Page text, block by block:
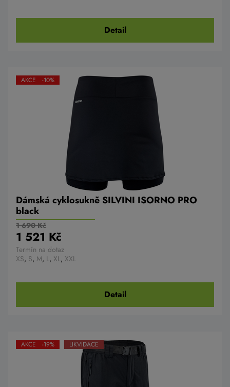
Detail
Dámská cyklosukně SILVINI ISORNO PRO
black
AKCE -10%
1 690 Kč
1 521 Kč
Termín na dotaz
XS, S, M, L, XL, XXL
Detail
AKCE -19% LIKVIDACE